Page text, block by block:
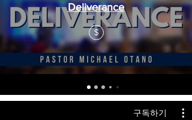
Deliverance
$
구독하기